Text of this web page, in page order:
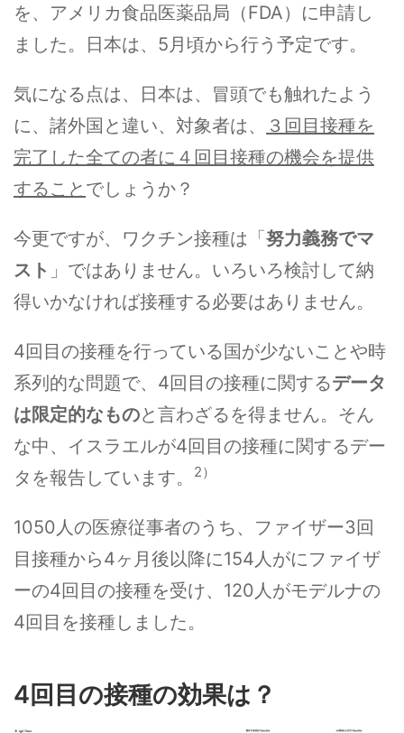
を、アメリカ食品医薬品局（FDA）に申請し
ました。日本は、5月頃から行う予定です。
気になる点は、日本は、冒頭でも触れたよう
に、諸外国と違い、対象者は、
３回目接種を
完了した全ての者に４回目接種の機会を提供
すること でしょうか？
今更ですが、ワクチン接種は「努力義務でマ
スト 」ではありません。いろいろ検討して納
得いかなければ接種する必要はありません。
4回目の接種を行っている国が少ないことや時
系列的な問題で、4回目の接種に関するデータ
は限定的なものと言わざるを得ません。そん
な中、イスラエルが4回目の接種に関するデー
タを報告しています。
2）
1050人の医療従事者のうち、ファイザー3回
目接種から4ヶ月後以降に154人がにファイザ
ーの4回目の接種を受け、120人がモデルナの
4回目を接種しました。
4回目の接種の効果は？